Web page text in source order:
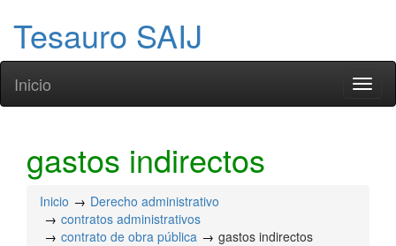
Tesauro SAIJ
Inicio
gastos indirectos
Inicio
Derecho administrativo
contratos administrativos
contrato de obra pública
gastos indirectos